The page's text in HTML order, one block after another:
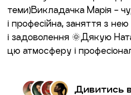
теми)Викладачка Марія -
і професійна, заняття з
і задоволення 🌞Дякую
цю атмосферу і
Дивитись